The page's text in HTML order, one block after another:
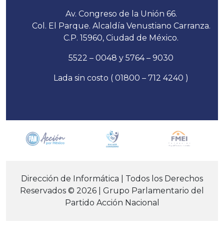
Av. Congreso de la Unión 66.
Col. El Parque. Alcaldía Venustiano Carranza.
C.P. 15960, Ciudad de México.
5522 – 0048 y 5764 – 9030
Lada sin costo ( 01800 – 712 4240 )
Dirección de Informática | Todos los Derechos
Reservados © 2026 | Grupo Parlamentario del
Partido Acción Nacional